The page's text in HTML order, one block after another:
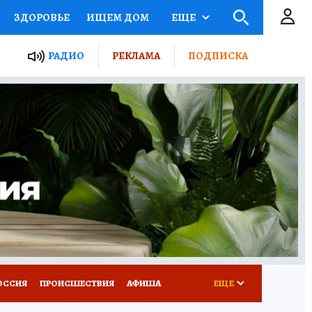
ЗДОРОВЬЕ ИЩЕМ ДОМ
ПРОЕКТЫ РОССИИ
ПУТЕВОДИТЕЛЬ
ТУРИЗМ
ПОТРЕБИТЕЛЯ ВСЕ О КП
ЕЩЕ
РАДИО РЕКЛАМА ПОДПИСКА
ПРОИСШЕСТВИЯ АФИША ЕЩЕ